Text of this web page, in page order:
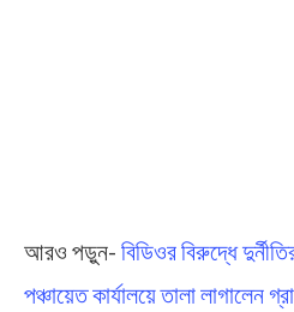
আরও পড়ুন- বিডিওর বিরুদ্ধে
পঞ্চায়েত কার্যালয়ে তালা লাগালেন